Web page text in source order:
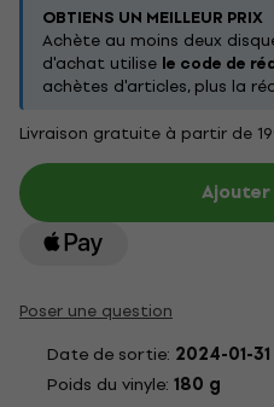
OBTIENS UN MEILLEUR PRIX
Achète au moins deux
d'achat utilise le code de
achètes d'articles, plus la
Livraison gratuite à partir de
Poser une question
Date de sortie: 2024-01-31
Poids du vinyle: 180 g